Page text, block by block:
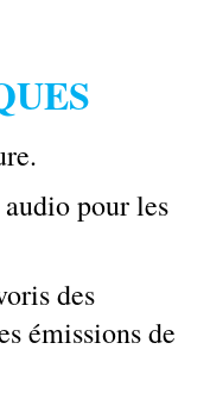
pour les
des
émissions de